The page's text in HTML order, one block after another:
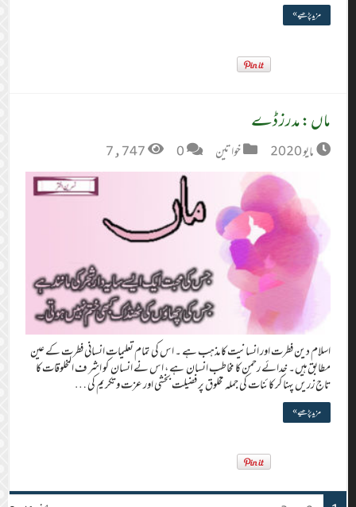
مزید پڑھیے »
ماں : مدرز ڈے
مايو 2020 خواتین 0
7,747
اسلام دین فطرت اور انسانیت کا مذہب ہے ۔ اس کی تمام تعلیمات انسانی فطرت کے عین
مطابق ہیں۔ خدائے رحمن کا مخاطب انسان ہے ، اس نے انسان کو اشر ف المخلوقات کا
تاج زریں پہنا کر کائنات کی جملہ مخلوق پر فضیلت بخشی اور عزت و تکریم کی …
مزید پڑھیے »